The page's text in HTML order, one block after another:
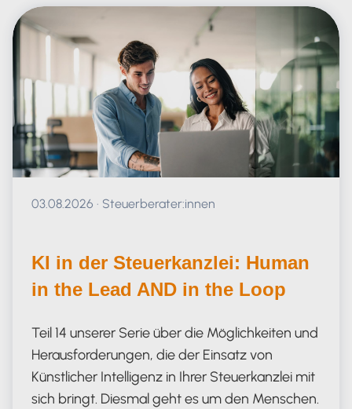
Veröffentlicht am 03.08.2026
03.08.2026 · Steuerberater:innen
KI in der Steuerkanzlei: Human
in the Lead AND in the Loop
Teil 14 unserer Serie über die Möglichkeiten und
Herausforderungen, die der Einsatz von
Künstlicher Intelligenz in Ihrer Steuerkanzlei mit
sich bringt. Diesmal geht es um den Menschen.